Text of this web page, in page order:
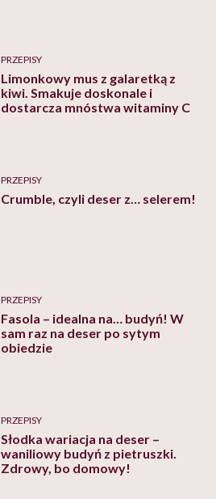
PRZEPISY
Limonkowy mus z galaretką z
kiwi. Smakuje doskonale i
dostarcza mnóstwa witaminy C
PRZEPISY
Crumble, czyli deser z… selerem!
PRZEPISY
Fasola – idealna na… budyń! W
sam raz na deser po sytym
obiedzie
PRZEPISY
Słodka wariacja na deser –
waniliowy budyń z pietruszki.
Zdrowy, bo domowy!